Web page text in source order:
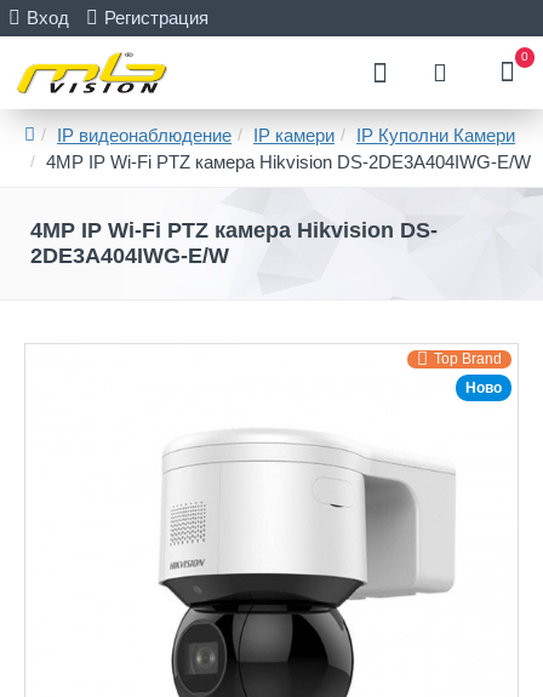
Вход Регистрация
0
IP видеонаблюдение IP камери
IP Куполни Камери
4MP IP Wi-Fi PTZ камера Hikvision DS-2DE3A404IWG-E/W
4MP IP Wi-Fi PTZ камера Hikvision DS-
2DE3A404IWG-E/W
Ново
Top Brand